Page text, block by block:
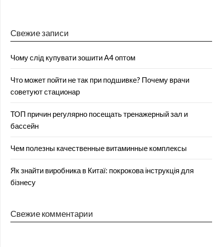
Свежие записи
Чому слід купувати зошити А4 оптом
Что может пойти не так при подшивке? Почему врачи
советуют стационар
ТОП причин регулярно посещать тренажерный зал и
бассейн
Чем полезны качественные витаминные комплексы
Як знайти виробника в Китаї: покрокова інструкція для
бізнесу
Свежие комментарии